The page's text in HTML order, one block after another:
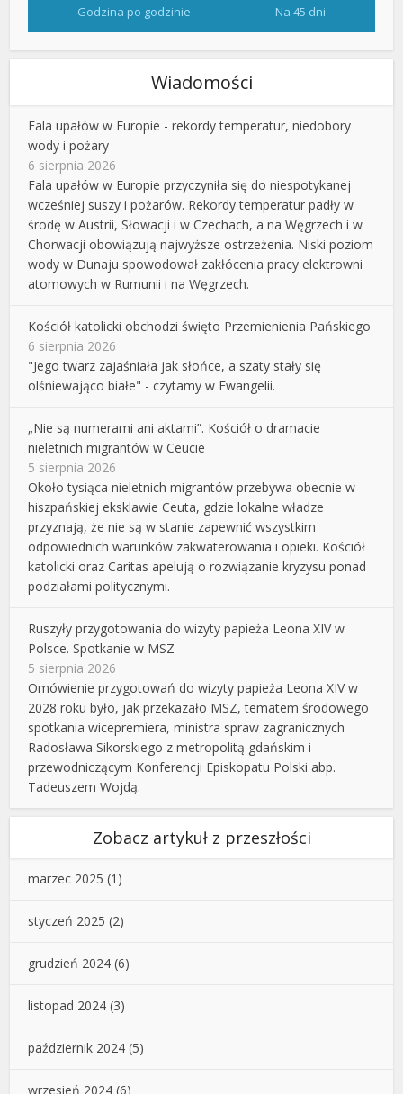
Godzina po godzinie Na 45 dni
Wiadomości
Fala upałów w Europie - rekordy temperatur, niedobory
wody i pożary
6 sierpnia 2026
Fala upałów w Europie przyczyniła się do niespotykanej
wcześniej suszy i pożarów. Rekordy temperatur padły w
środę w Austrii, Słowacji i w Czechach, a na Węgrzech i w
Chorwacji obowiązują najwyższe ostrzeżenia. Niski poziom
wody w Dunaju spowodował zakłócenia pracy elektrowni
atomowych w Rumunii i na Węgrzech.
Kościół katolicki obchodzi święto Przemienienia Pańskiego
6 sierpnia 2026
"Jego twarz zajaśniała jak słońce, a szaty stały się
olśniewająco białe" - czytamy w Ewangelii.
„Nie są numerami ani aktami”. Kościół o dramacie
nieletnich migrantów w Ceucie
5 sierpnia 2026
Około tysiąca nieletnich migrantów przebywa obecnie w
hiszpańskiej eksklawie Ceuta, gdzie lokalne władze
przyznają, że nie są w stanie zapewnić wszystkim
odpowiednich warunków zakwaterowania i opieki. Kościół
katolicki oraz Caritas apelują o rozwiązanie kryzysu ponad
podziałami politycznymi.
Ruszyły przygotowania do wizyty papieża Leona XIV w
Polsce. Spotkanie w MSZ
5 sierpnia 2026
Omówienie przygotowań do wizyty papieża Leona XIV w
2028 roku było, jak przekazało MSZ, tematem środowego
spotkania wicepremiera, ministra spraw zagranicznych
Radosława Sikorskiego z metropolitą gdańskim i
przewodniczącym Konferencji Episkopatu Polski abp.
Tadeuszem Wojdą.
Zobacz artykuł z przeszłości
marzec 2025 (1)
styczeń 2025 (2)
grudzień 2024 (6)
listopad 2024 (3)
październik 2024 (5)
wrzesień 2024 (6)